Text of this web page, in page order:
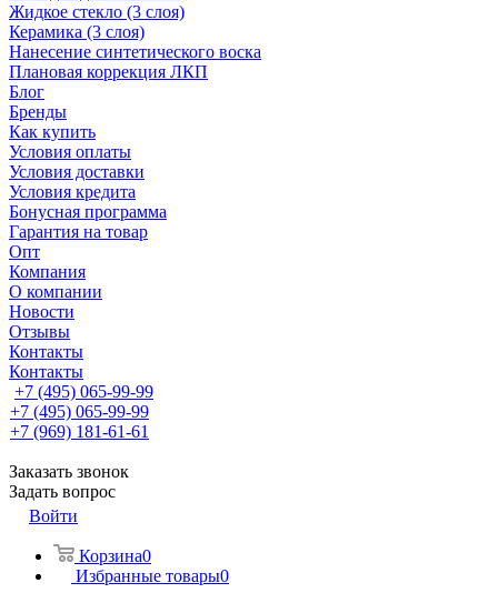
Жидкое стекло (3 слоя)
Керамика (3 слоя)
Нанесение синтетического воска
Плановая коррекция ЛКП
Блог
Бренды
Как купить
Условия оплаты
Условия доставки
Условия кредита
Бонусная программа
Гарантия на товар
Опт
Компания
О компании
Новости
Отзывы
Контакты
Контакты
+7 (495) 065-99-99
+7 (495) 065-99-99
+7 (969) 181-61-61
Заказать звонок
Задать вопрос
Войти
Корзина0
Избранные товары0